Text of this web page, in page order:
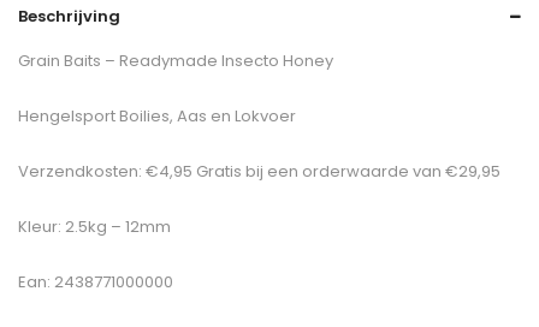
Beschrijving
Grain Baits – Readymade Insecto Honey
Hengelsport Boilies, Aas en Lokvoer
Verzendkosten: €4,95 Gratis bij een orderwaarde van €29,95
Kleur: 2.5kg – 12mm
Ean: 2438771000000